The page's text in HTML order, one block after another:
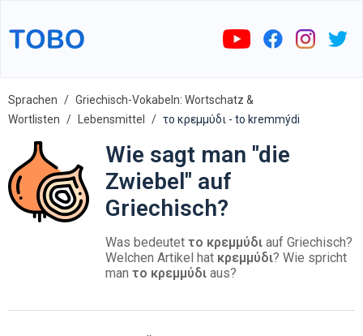
Sprachen
Griechisch-Vokabeln: Wortschatz &
Wortlisten
Lebensmittel το κρεμμύδι - to kremmýdi
Wie sagt man "die
Zwiebel" auf
Griechisch?
Was bedeutet το κρεμμύδι auf Griechisch?
Welchen Artikel hat κρεμμύδι? Wie spricht
man το κρεμμύδι aus?